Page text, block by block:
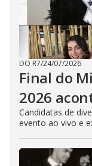
DO R7/24/07/2026
Final do
2026
Candidatas de
evento ao vivo e